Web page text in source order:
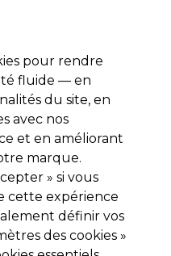
Se connecter
Electro et Matériel
Lotions et Sérums
et Sérums
pour rendre
fluide — en
du site, en
avec nos
et en améliorant
marque.
» si vous
cette expérience
définir vos
des cookies »